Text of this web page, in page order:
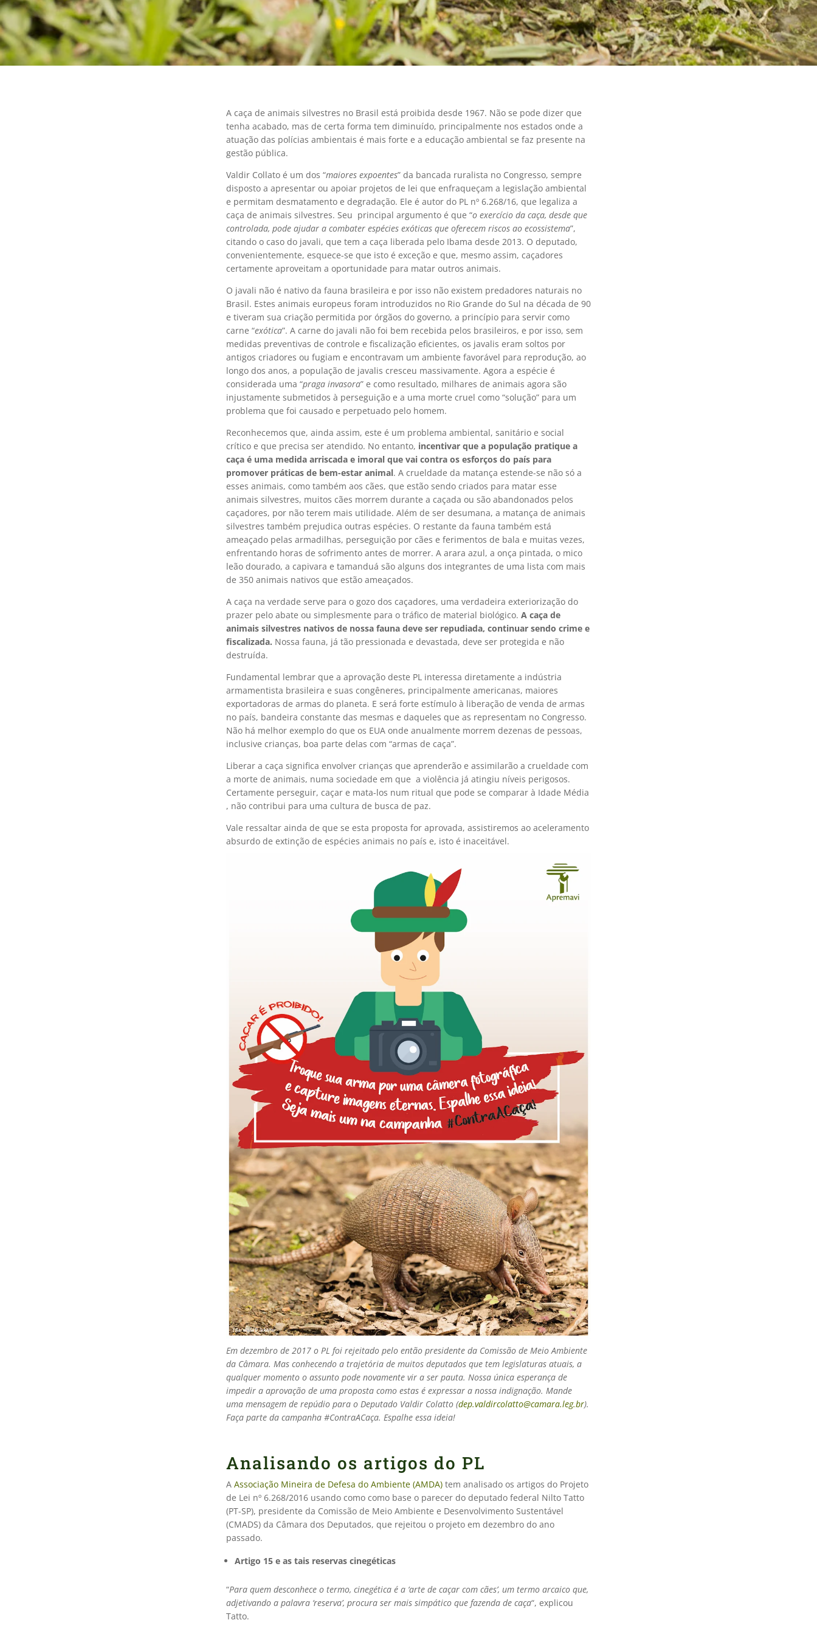
A caça de animais silvestres no Brasil está proibida desde 1967. Não se pode dizer que
tenha acabado, mas de certa forma tem diminuído, principalmente nos estados onde a
atuação das polícias ambientais é mais forte e a educação ambiental se faz presente na
gestão pública.
Valdir Collato é um dos “maiores expoentes” da bancada ruralista no Congresso, sempre
disposto a apresentar ou apoiar projetos de lei que enfraqueçam a legislação ambiental
e permitam desmatamento e degradação. Ele é autor do PL nº 6.268/16, que legaliza a
caça de animais silvestres. Seu principal argumento é que “o exercício da caça, desde que
controlada, pode ajudar a combater espécies exóticas que oferecem riscos ao ecossistema”,
citando o caso do javali, que tem a caça liberada pelo Ibama desde 2013. O deputado,
convenientemente, esquece-se que isto é exceção e que, mesmo assim, caçadores
certamente aproveitam a oportunidade para matar outros animais.
O javali não é nativo da fauna brasileira e por isso não existem predadores naturais no
Brasil. Estes animais europeus foram introduzidos no Rio Grande do Sul na década de 90
e tiveram sua criação permitida por órgãos do governo, a princípio para servir como
carne “exótica”. A carne do javali não foi bem recebida pelos brasileiros, e por isso, sem
medidas preventivas de controle e fiscalização eficientes, os javalis eram soltos por
antigos criadores ou fugiam e encontravam um ambiente favorável para reprodução, ao
longo dos anos, a população de javalis cresceu massivamente. Agora a espécie é
considerada uma “praga invasora” e como resultado, milhares de animais agora são
injustamente submetidos à perseguição e a uma morte cruel como “solução” para um
problema que foi causado e perpetuado pelo homem.
Reconhecemos que, ainda assim, este é um problema ambiental, sanitário e social
crítico e que precisa ser atendido. No entanto, incentivar que a população pratique a
caça é uma medida arriscada e imoral que vai contra os esforços do país para
promover práticas de bem-estar animal. A crueldade da matança estende-se não só a
esses animais, como também aos cães, que estão sendo criados para matar esse
animais silvestres, muitos cães morrem durante a caçada ou são abandonados pelos
caçadores, por não terem mais utilidade. Além de ser desumana, a matança de animais
silvestres também prejudica outras espécies. O restante da fauna também está
ameaçado pelas armadilhas, perseguição por cães e ferimentos de bala e muitas vezes,
enfrentando horas de sofrimento antes de morrer. A arara azul, a onça pintada, o mico
leão dourado, a capivara e tamanduá são alguns dos integrantes de uma lista com mais
de 350 animais nativos que estão ameaçados.
A caça na verdade serve para o gozo dos caçadores, uma verdadeira exteriorização do
prazer pelo abate ou simplesmente para o tráfico de material biológico. A caça de
animais silvestres nativos de nossa fauna deve ser repudiada, continuar sendo crime e
fiscalizada. Nossa fauna, já tão pressionada e devastada, deve ser protegida e não
destruída.
Fundamental lembrar que a aprovação deste PL interessa diretamente a indústria
armamentista brasileira e suas congêneres, principalmente americanas, maiores
exportadoras de armas do planeta. E será forte estímulo à liberação de venda de armas
no país, bandeira constante das mesmas e daqueles que as representam no Congresso.
Não há melhor exemplo do que os EUA onde anualmente morrem dezenas de pessoas,
inclusive crianças, boa parte delas com “armas de caça”.
Liberar a caça significa envolver crianças que aprenderão e assimilarão a crueldade com
a morte de animais, numa sociedade em que a violência já atingiu níveis perigosos.
Certamente perseguir, caçar e mata-los num ritual que pode se comparar à Idade Média
, não contribui para uma cultura de busca de paz.
Vale ressaltar ainda de que se esta proposta for aprovada, assistiremos ao aceleramento
absurdo de extinção de espécies animais no país e, isto é inaceitável.
Em dezembro de 2017 o PL foi rejeitado pelo então presidente da Comissão de Meio Ambiente
da Câmara. Mas conhecendo a trajetória de muitos deputados que tem legislaturas atuais, a
qualquer momento o assunto pode novamente vir a ser pauta. Nossa única esperança de
impedir a aprovação de uma proposta como estas é expressar a nossa indignação. Mande
uma mensagem de repúdio para o Deputado Valdir Colatto (dep.valdircolatto@camara.leg.br).
Faça parte da campanha #ContraACaça. Espalhe essa ideia!
Analisando os artigos do PL
A Associação Mineira de Defesa do Ambiente (AMDA) tem analisado os artigos do Projeto
de Lei nº 6.268/2016 usando como como base o parecer do deputado federal Nilto Tatto
(PT-SP), presidente da Comissão de Meio Ambiente e Desenvolvimento Sustentável
(CMADS) da Câmara dos Deputados, que rejeitou o projeto em dezembro do ano
passado.
Artigo 15 e as tais reservas cinegéticas
“Para quem desconhece o termo, cinegética é a ‘arte de caçar com cães’, um termo arcaico que,
adjetivando a palavra ‘reserva’, procura ser mais simpático que fazenda de caça“, explicou
Tatto.